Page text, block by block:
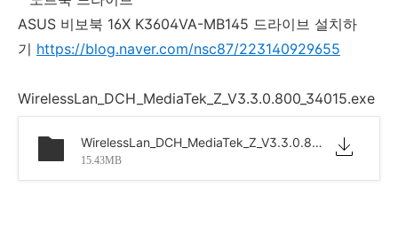
ASUS 비보북 16X K3604VA-MB145 드라이브 설치하
기 https://blog.naver.com/nsc87/223140929655
WirelessLan_DCH_MediaTek_Z_V3.3.0.800_34015.exe
WirelessLan_DCH_MediaTek_Z_V3.3.0.800_34015.exe
15.43MB